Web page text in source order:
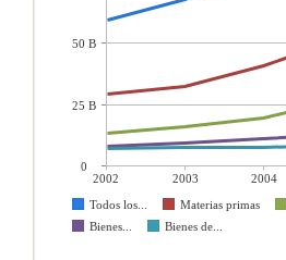
2002 2003 2004
Todos los...
Materias primas
Bienes...
Bienes de...
50 B
25 B
0